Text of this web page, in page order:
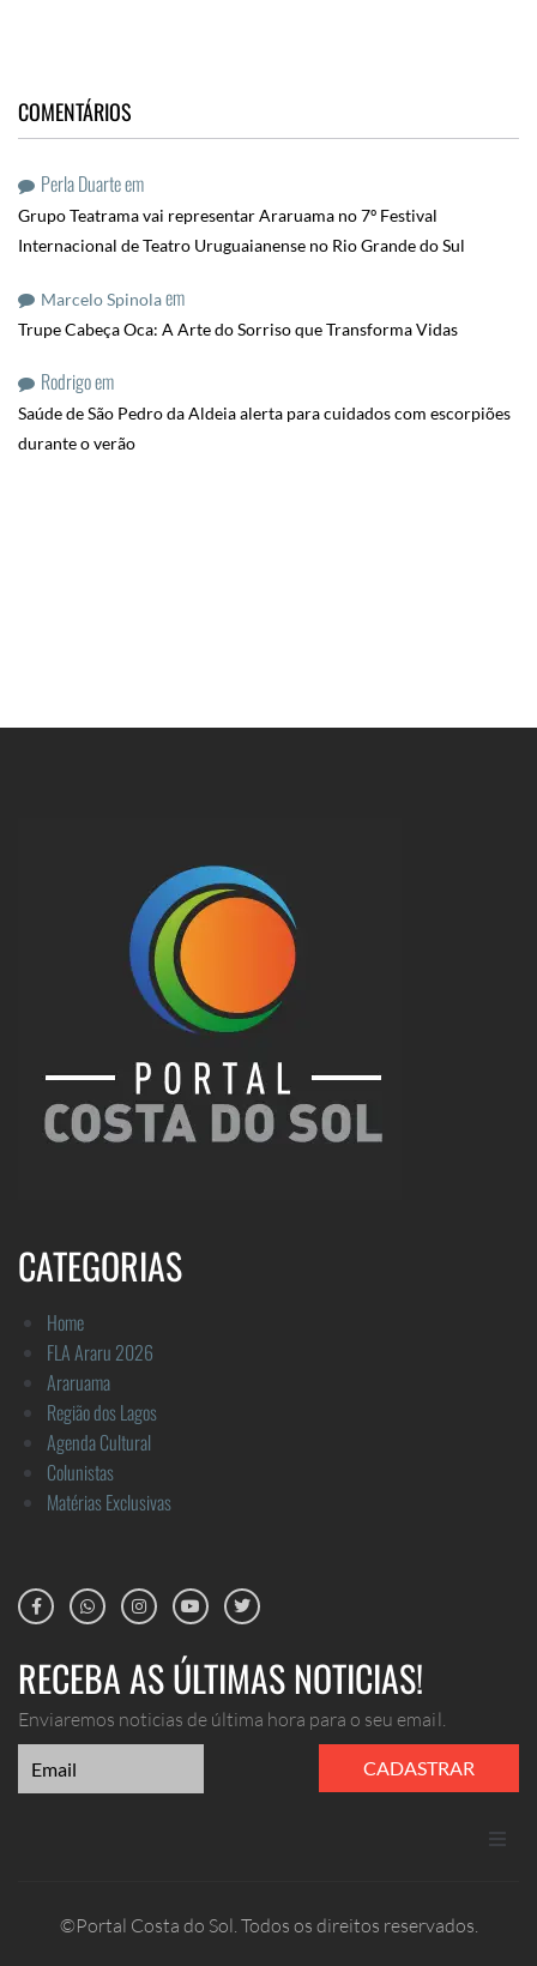
COMENTÁRIOS
Perla Duarteem
Grupo Teatrama vai representar Araruama no 7º Festival
Internacional de Teatro Uruguaianense no Rio Grande do Sul
Marcelo Spinolaem
Trupe Cabeça Oca: A Arte do Sorriso que Transforma Vidas
Rodrigoem
Saúde de São Pedro da Aldeia alerta para cuidados com escorpiões
durante o verão
CATEGORIAS
Home
FLA Araru 2026
Araruama
Região dos Lagos
Agenda Cultural
Colunistas
Matérias Exclusivas
RECEBA AS ÚLTIMAS NOTICIAS!
Enviaremos noticias de última hora para o seu email.
CADASTRAR
©Portal Costa do Sol. Todos os direitos reservados.